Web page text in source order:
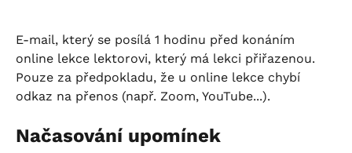
E-mail, který se posílá 1 hodinu před konáním
online lekce lektorovi, který má lekci přiřazenou.
Pouze za předpokladu, že u online lekce chybí
odkaz na přenos (např. Zoom, YouTube...).
Načasování upomínek